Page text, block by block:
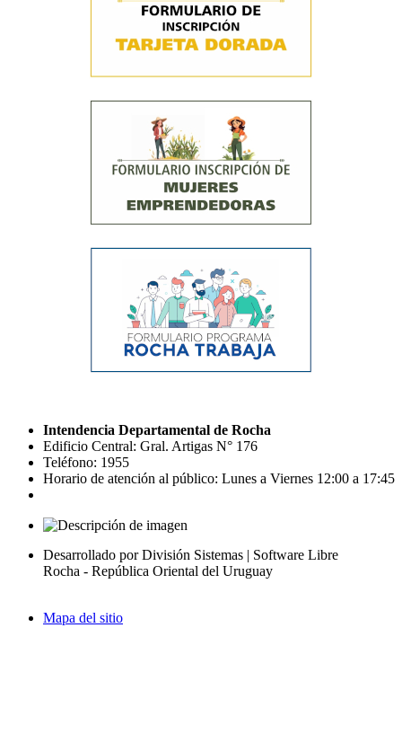
Intendencia Departamental de Rocha
Edificio Central: Gral. Artigas N° 176
Teléfono: 1955
Horario de atención al público: Lunes a Viernes 12:00 a 17:45
Desarrollado por División Sistemas | Software Libre
Rocha - República Oriental del Uruguay
Mapa del sitio